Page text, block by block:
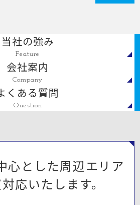
当社の強み
Feature
会社案内
Company
くある質問
Question
心とした周辺エリア
応いたします。